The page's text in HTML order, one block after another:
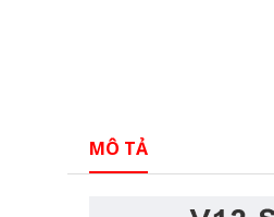
MÔ TẢ